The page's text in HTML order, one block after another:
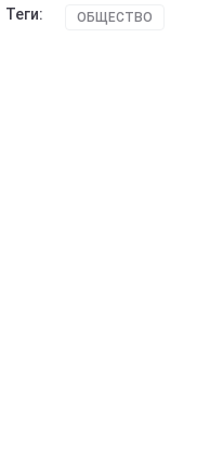
Теги: ОБЩЕСТВО